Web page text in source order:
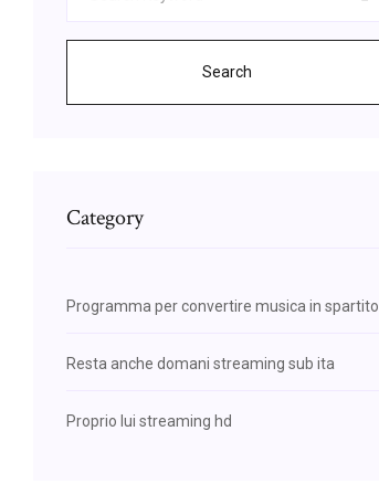
Search
Category
Programma per convertire musica in spartito
Resta anche domani streaming sub ita
Proprio lui streaming hd